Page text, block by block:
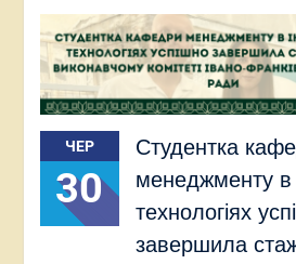
ЧЕР
30
Студентка
менеджменту в
технологіях
завершила